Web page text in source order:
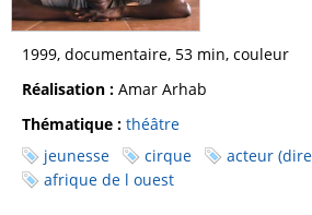
1999, documentaire, 53 min, couleur
Réalisation : Amar Arhab
Thématique : théâtre
jeunesse
cirque acteur
afrique de l ouest